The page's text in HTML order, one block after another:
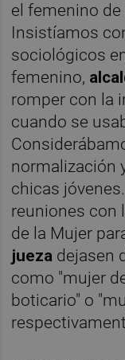
el femenino de
Insistíamos
sociológicos
femenino,
romper con la
cuando se
normalización
chicas
reuniones con
de la Mujer
jueza dejasen
como "mujer
boticario" o